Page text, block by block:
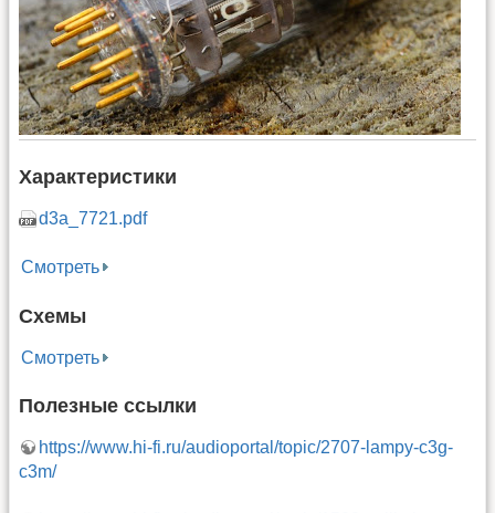
Характеристики
d3a_7721.pdf
Смотреть
Схемы
Смотреть
Полезные ссылки
https://www.hi-fi.ru/audioportal/topic/2707-lampy-c3g-
c3m/